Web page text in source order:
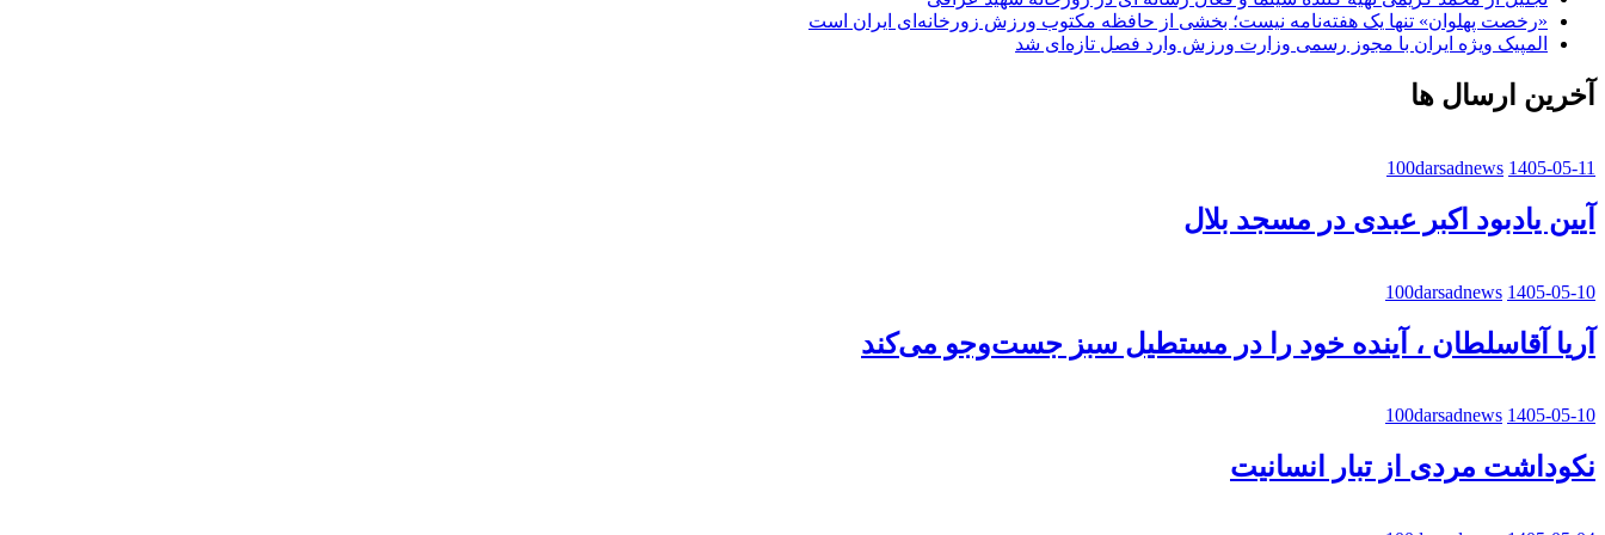
«رخصت پهلوان» تنها یک هفته‌نامه نیست؛ بخشی از حافظه مکتوب ورزش زورخانه‌ای ایران است
المپیک ویژه ایران با مجوز رسمی وزارت ورزش وارد فصل تازه‌ای شد
آخرین ارسال ها
100darsadnews 1405-05-11
آیین یادبود اکبر عبدی در مسجد بلال
100darsadnews 1405-05-10
آریا آقاسلطان ، آینده خود را در مستطیل سبز جست‌وجو می‌کند
100darsadnews 1405-05-10
نکوداشت مردی از تبار انسانیت